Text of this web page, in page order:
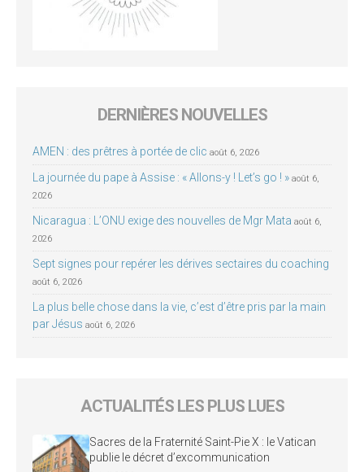
DERNIÈRES NOUVELLES
AMEN : des prêtres à portée de clic août 6, 2026
La journée du pape à Assise : « Allons-y ! Let’s go ! » août 6,
2026
Nicaragua : L’ONU exige des nouvelles de Mgr Mata août 6,
2026
Sept signes pour repérer les dérives sectaires du coaching
août 6, 2026
La plus belle chose dans la vie, c’est d’être pris par la main
par Jésus août 6, 2026
ACTUALITÉS LES PLUS LUES
Sacres de la Fraternité Saint-Pie X : le Vatican
publie le décret d’excommunication